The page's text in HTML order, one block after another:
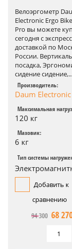
Велоэргометр
Electronic Ergo
Pro вы можете
сегодня с
доставкой по
России.
посадка,
сидение
Производитель:
Daum Electronic
Максимальная
120 кг
Маховик:
6 кг
Тип системы
Добавить к
сравнению
94 300 68